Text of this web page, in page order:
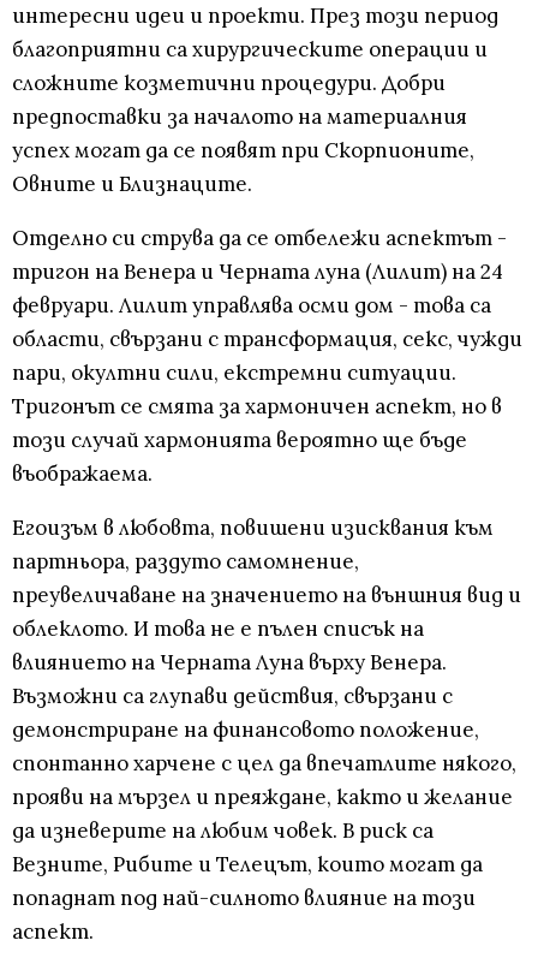
интересни идеи и проекти. През този период
благоприятни са хирургическите операции и
сложните козметични процедури. Добри
предпоставки за началото на материалния
успех могат да се появят при Скорпионите,
Овните и Близнаците.
Отделно си струва да се отбележи аспектът -
тригон на Венера и Черната луна (Лилит) на 24
февруари. Лилит управлява осми дом - това са
области, свързани с трансформация, секс, чужди
пари, окултни сили, екстремни ситуации.
Тригонът се смята за хармоничен аспект, но в
този случай хармонията вероятно ще бъде
въображаема.
Егоизъм в любовта, повишени изисквания към
партньора, раздуто самомнение,
преувеличаване на значението на външния вид и
облеклото. И това не е пълен списък на
влиянието на Черната Луна върху Венера.
Възможни са глупави действия, свързани с
демонстриране на финансовото положение,
спонтанно харчене с цел да впечатлите някого,
прояви на мързел и преяждане, както и желание
да изневерите на любим човек. В риск са
Везните, Рибите и Телецът, които могат да
попаднат под най-силното влияние на този
аспект.